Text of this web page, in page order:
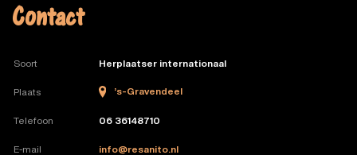
Contact
Soort Herplaatser internationaal
Plaats ’s-Gravendeel
Telefoon 06 36148710
E-mail info@resanito.nl